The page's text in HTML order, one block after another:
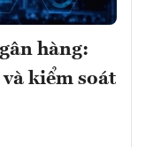
hàng:
kiểm soát